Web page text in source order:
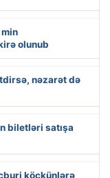
olunub
nəzarət də
biletləri satışa
köçkünlərə